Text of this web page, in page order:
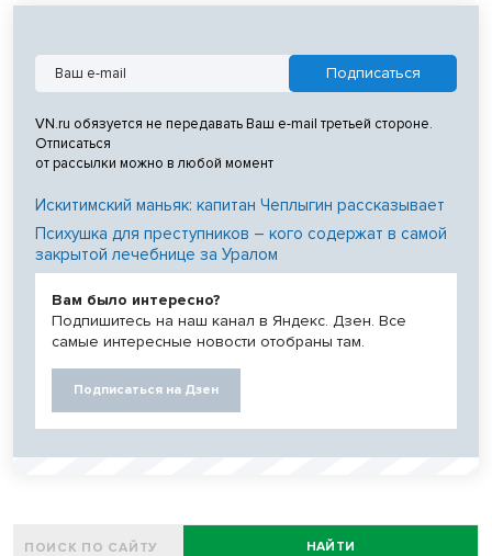
VN.ru обязуется не передавать Ваш e-mail третьей стороне.
Отписаться
от рассылки можно в любой момент
Искитимский маньяк: капитан Чеплыгин рассказывает
Психушка для преступников – кого содержат в самой
закрытой лечебнице за Уралом
Вам было интересно?
Подпишитесь на наш канал в Яндекс. Дзен. Все
самые интересные новости отобраны там.
Подписаться на Дзен
НАЙТИ